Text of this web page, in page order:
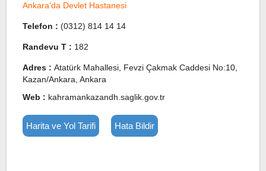
Ankara'da Devlet Hastanesi
Telefon : (0312) 814 14 14
Randevu T : 182
Adres : Atatürk Mahallesi, Fevzi Çakmak Caddesi No:10,
Kazan/Ankara, Ankara
Web : kahramankazandh.saglik.gov.tr
Harita ve Yol Tarifi Hata Bildir